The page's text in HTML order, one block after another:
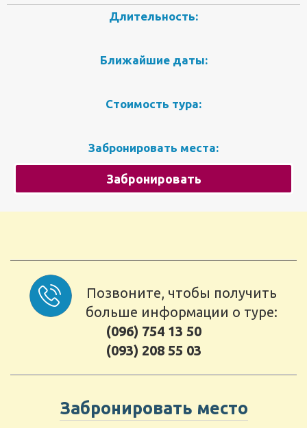
Длительность:
Ближайшие даты:
Стоимость тура:
Забронировать места:
Забронировать
Позвоните, чтобы получить
больше информации о туре:
(096) 754 13 50
(093) 208 55 03
Забронировать место